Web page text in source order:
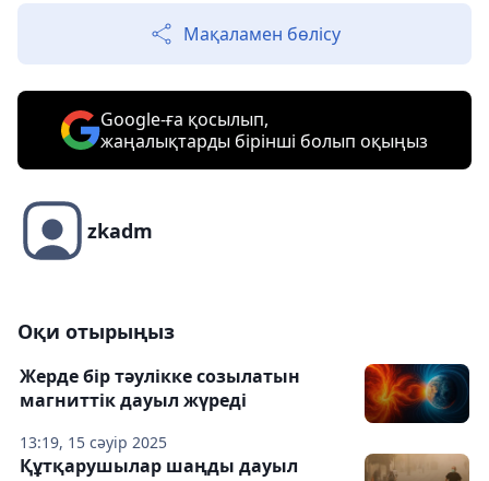
Мақаламен бөлісу
Google-ға қосылып,
жаңалықтарды бірінші болып оқыңыз
zkadm
Оқи отырыңыз
13:19, 15 сәуір 2025
Жерде бір тәулікке созылатын
магниттік дауыл жүреді
Құтқарушылар шаңды дауыл